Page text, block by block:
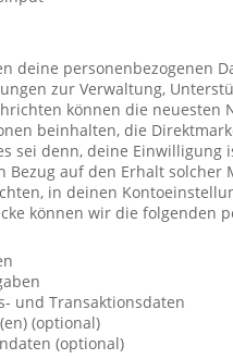
deine personenbezogenen
zur Verwaltung,
können die neuesten
beinhalten, die
sei denn, deine
Bezug auf den Erhalt
in deinen
können wir die folgenden
und Transaktionsdaten
(optional)
(optional)